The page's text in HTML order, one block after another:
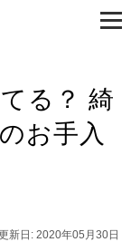
る？ 綺
お手入
新日: 2020年05月30日